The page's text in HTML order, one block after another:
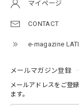
マイページ
CONTACT
e-magazine
メールマガジン登録
メールアドレスをご登
ます。